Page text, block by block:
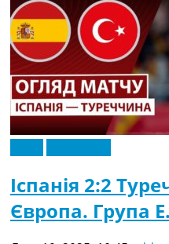
Іспанія 2:2
Європа. Група